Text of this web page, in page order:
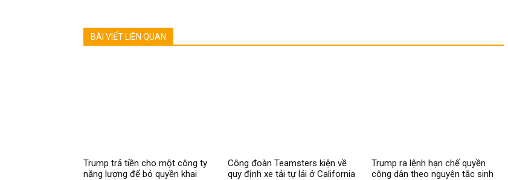
BÀI VIẾT LIÊN QUAN
Trump trả tiền cho một công ty
năng lượng để bỏ quyền khai
Công đoàn Teamsters kiện về
quy định xe tải tự lái ở California
Trump ra lệnh hạn chế quyền
công dân theo nguyên tắc sinh